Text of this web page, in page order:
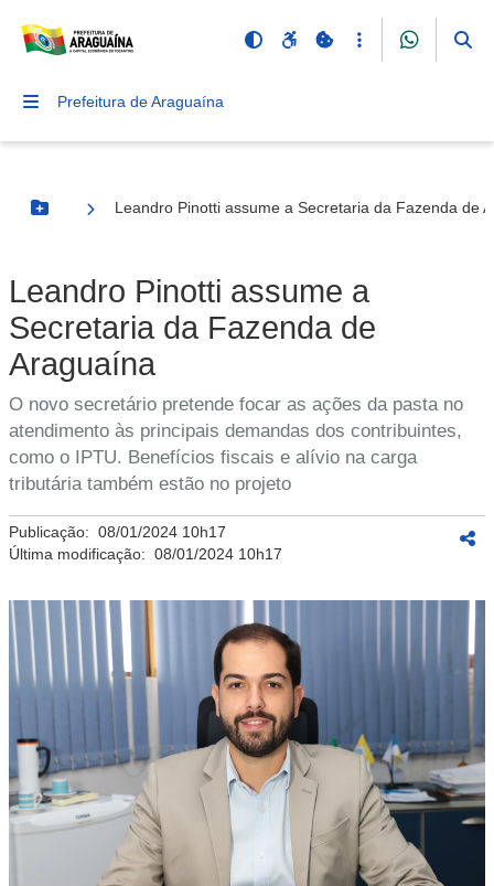
Prefeitura de Araguaína
Botão Menu
Leandro Pinotti assume a Secretaria da Fazenda de
Leandro Pinotti assume a
Secretaria da Fazenda de
Araguaína
O novo secretário pretende focar as ações da pasta no
atendimento às principais demandas dos contribuintes,
como o IPTU. Benefícios fiscais e alívio na carga
tributária também estão no projeto
Publicação: 08/01/2024 10h17
Última modificação: 08/01/2024 10h17